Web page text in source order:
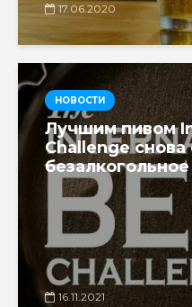
17.06.2020
НОВОСТИ
Лучшим пивом
Challenge снова
безалкогольное
16.11.2021